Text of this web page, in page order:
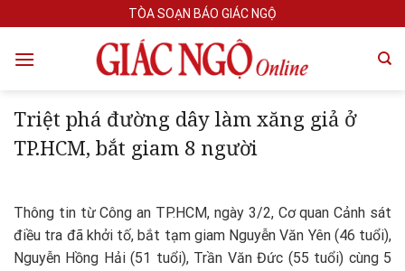
to
content
TÒA SOẠN BÁO GIÁC NGỘ
Triệt phá đường dây làm xăng giả ở
TP.HCM, bắt giam 8 người
Thông tin từ Công an TP.HCM, ngày 3/2, Cơ quan Cảnh sát
điều tra đã khởi tố, bắt tạm giam Nguyễn Văn Yên (46 tuổi),
Nguyễn Hồng Hải (51 tuổi), Trần Văn Đức (55 tuổi) cùng 5